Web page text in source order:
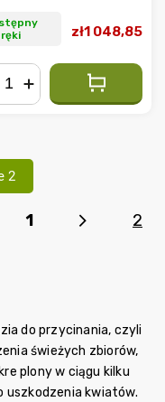
zł1 048,85
2
1 2
do przycinania, czyli
świeżych zbiorów,
plony w ciągu kilku
uszkodzenia kwiatów.